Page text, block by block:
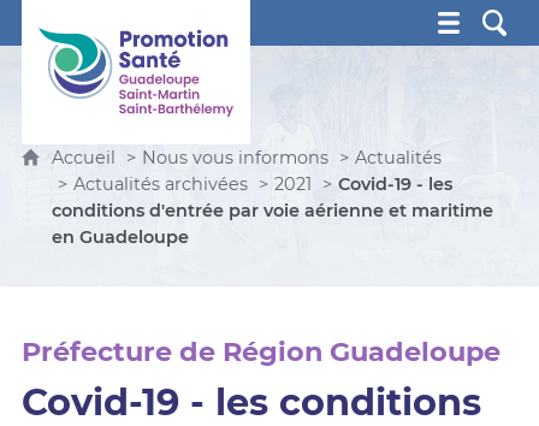
Promotion Santé Guadeloupe, Saint-Martin, Saint
Accueil Nous vous informons
Actualités
Actualités archivées
2021
Covid-19 - les
conditions d'entrée par voie aérienne et maritime
en Guadeloupe
Préfecture de Région Guadeloupe
Covid-19 - les conditions